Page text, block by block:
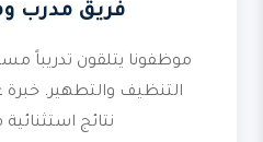
فريق
موظفونا يتلقون تدريباً
التنظيف والتطهير.
نتائج